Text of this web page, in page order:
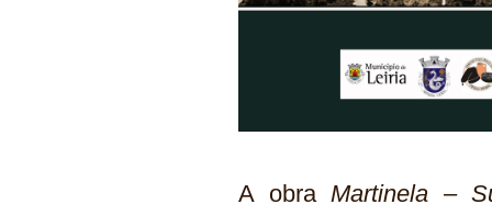
A obraMartinela –